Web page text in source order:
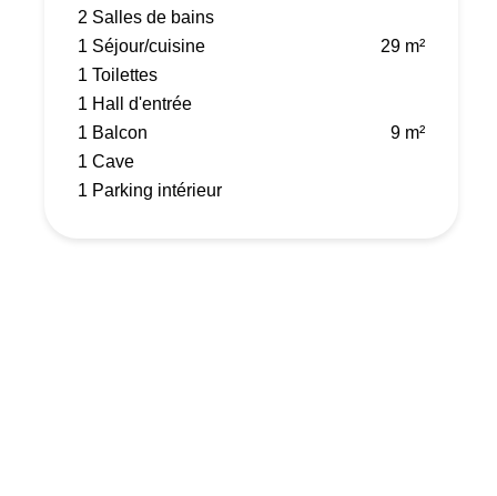
2 Salles de bains
1 Séjour/cuisine
29 m²
1 Toilettes
1 Hall d'entrée
1 Balcon
9 m²
1 Cave
1 Parking intérieur